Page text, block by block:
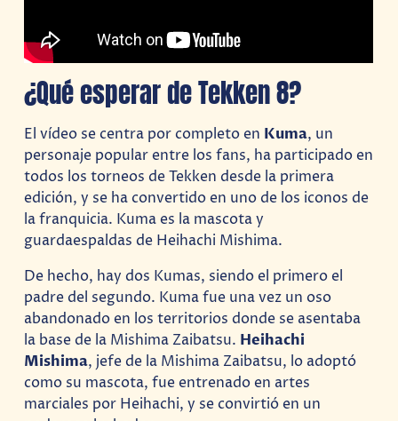
¿Qué esperar de Tekken 8?
El vídeo se centra por completo en Kuma, un
personaje popular entre los fans, ha participado en
todos los torneos de Tekken desde la primera
edición, y se ha convertido en uno de los iconos de
la franquicia. Kuma es la mascota y
guardaespaldas de Heihachi Mishima.
De hecho, hay dos Kumas, siendo el primero el
padre del segundo. Kuma fue una vez un oso
abandonado en los territorios donde se asentaba
la base de la Mishima Zaibatsu. Heihachi
Mishima, jefe de la Mishima Zaibatsu, lo adoptó
como su mascota, fue entrenado en artes
marciales por Heihachi, y se convirtió en un